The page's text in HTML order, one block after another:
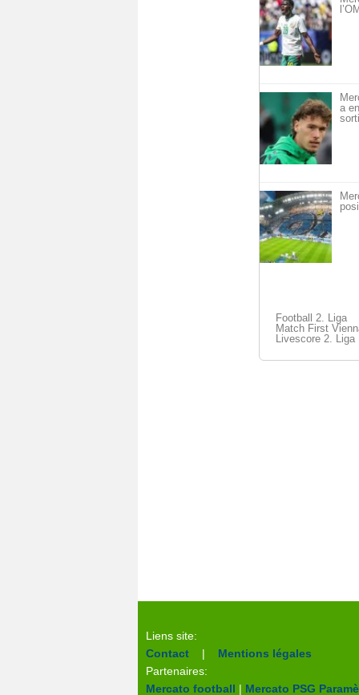
a
Football 2. Liga
Match First
Livescore 2. Liga
Liens site:
Contact | Mentions légales
Partenaires:
Mercato football | Mercato PSG